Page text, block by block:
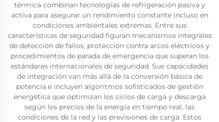
térmica combinan tecnologías de refrigeración pasiva y
activa para asegurar un rendimiento constante incluso en
condiciones ambientales extremas. Entre sus
características de seguridad figuran mecanismos integrales
de detección de fallos, protección contra arcos eléctricos y
procedimientos de parada de emergencia que superan los
estándares internacionales de seguridad. Sus capacidades
de integración van más allá de la conversión básica de
potencia e incluyen algoritmos sofisticados de gestión
energética que optimizan los ciclos de carga y descarga
según los precios de la energía en tiempo real, las
condiciones de la red y las previsiones de carga. Estos